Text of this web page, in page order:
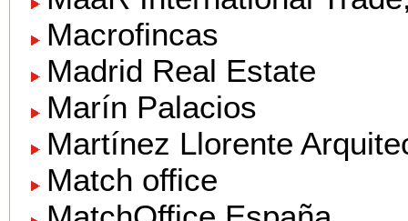
Macrofincas
Madrid Real Estate
Marín Palacios
Martínez Llorente
Match office